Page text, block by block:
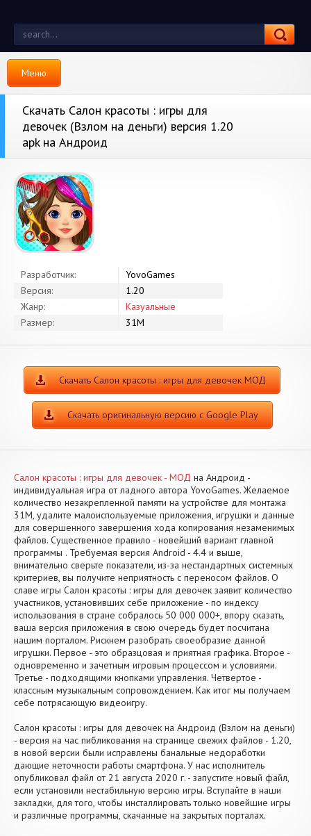
Меню
Скачать Салон красоты : игры для
девочек (Взлом на деньги) версия 1.20
apk на Андроид
Разработчик:
YovoGames
Версия:
1.20
Жанр:
Казуальные
Размер:
31M
Скачать Салон красоты : игры для девочек МОД
Скачать оригинальную версию с Google Play
Салон красоты : игры для девочек - МОД на Андроид -
индивидуальная игра от ладного автора YovoGames. Желаемое
количество незакрепленной памяти на устройстве для монтажа
31M, удалите малоиспользуемые приложения, игрушки и данные
для совершенного завершения хода копирования незаменимых
файлов. Существенное правило - новейший вариант главной
программы . Требуемая версия Android - 4.4 и выше,
внимательно сверьте показатели, из-за нестандартных системных
критериев, вы получите неприятность с переносом файлов. О
славе игры Салон красоты : игры для девочек заявит количество
участников, установивших себе приложение - по индексу
использования в стране собралось 50 000 000+, впору сказать,
ваша версия приложения в свою очередь будет посчитана
нашим порталом. Рискнем разобрать своеобразие данной
игрушки. Первое - это образцовая и приятная графика. Второе -
одновременно и зачетным игровым процессом и условиями.
Третье - подходящими кнопками управления. Четвертое -
классным музыкальным сопровождением. Как итог мы получаем
себе потрясающую видеоигру.
Салон красоты : игры для девочек на Андроид (Взлом на деньги)
- версия на час пибликования на странице свежих файлов - 1.20,
в новой версии были исправлены банальные недоработки
дающие неточности работы смартфона. У нас исполнитель
опубликовал файл от 21 августа 2020 г. - запустите новый файл,
если установили нестабильную версию игры. Вступайте в наши
закладки, для того, чтобы инсталлировать только новейшие игры
и различные программы, скачанные на закрытых порталах.